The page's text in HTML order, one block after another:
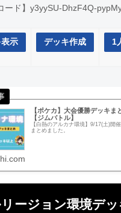
ード】y3yySU-DhzF4Q-
示 デッキ作成 1
【ポケカ】大会優勝デッキま
【ジムバトル】
【白熱のアルカナ環境】9/17(土)開
まとめました。
ージョン環境デ